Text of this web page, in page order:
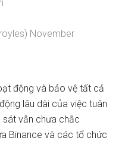
November
động và bảo vệ tất cả
lâu dài của việc tuân
vẫn chưa chắc
Binance và các tổ chức